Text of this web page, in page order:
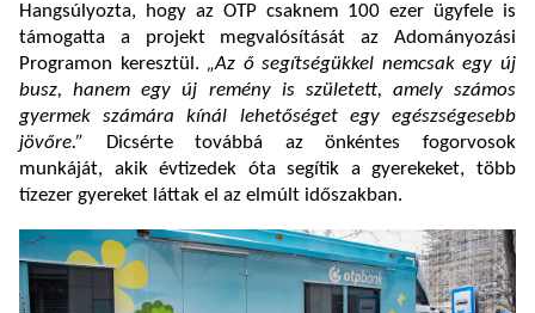
Hangsúlyozta, hogy az OTP csaknem 100 ezer ügyfele is
támogatta a projekt megvalósítását az Adományozási
Programon keresztül. „Az ő segítségükkel nemcsak egy új
busz, hanem egy új remény is született, amely számos
gyermek számára kínál lehetőséget egy egészségesebb
jövőre.” Dicsérte továbbá az önkéntes fogorvosok
munkáját, akik évtizedek óta segítik a gyerekeket, több
tízezer gyereket láttak el az elmúlt időszakban.